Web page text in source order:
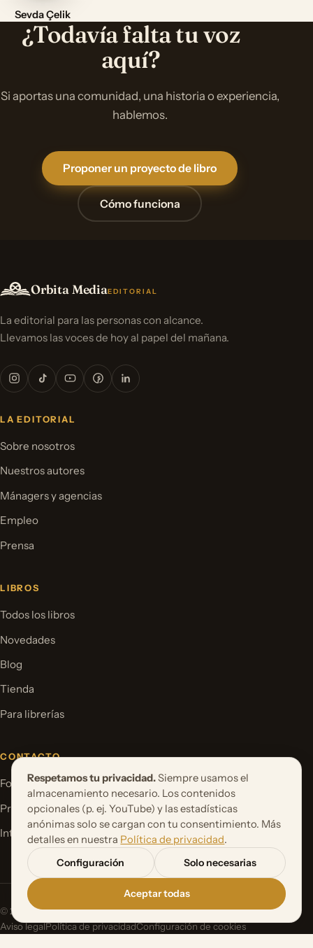
Sevda Çelik
¿Todavía falta tu voz
aquí?
Si aportas una comunidad, una historia o experiencia,
hablemos.
Proponer un proyecto de libro
Cómo funciona
Orbita MediaEDITORIAL
La editorial para las personas con alcance.
Llevamos las voces de hoy al papel del mañana.
LA EDITORIAL
Sobre nosotros
Nuestros autores
Mánagers y agencias
Empleo
Prensa
LIBROS
Todos los libros
Novedades
Blog
Tienda
Para librerías
CONTACTO
Formulario de contacto
Proponer un proyecto de libro
International Rights
© 2026 Orbita Media GmbH. Todos los derechos reservados.
Aviso legalPolítica de privacidadConfiguración de cookies
Respetamos tu privacidad. Siempre usamos el
almacenamiento necesario. Los contenidos
opcionales (p. ej. YouTube) y las estadísticas
anónimas solo se cargan con tu consentimiento. Más
detalles en nuestra Política de privacidad.
Configuración
Solo necesarias
Aceptar todas